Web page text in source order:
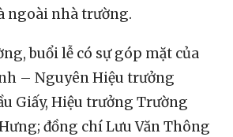
ngoài nhà trường.
buổi lễ có sự góp mặt của
– Nguyên Hiệu trưởng
Giấy, Hiệu trưởng Trường
đồng chí Lưu Văn Thông